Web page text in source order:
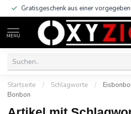
Gratisgeschenk aus einer
MENU
Startseite / Schlagworte /
Bonbon